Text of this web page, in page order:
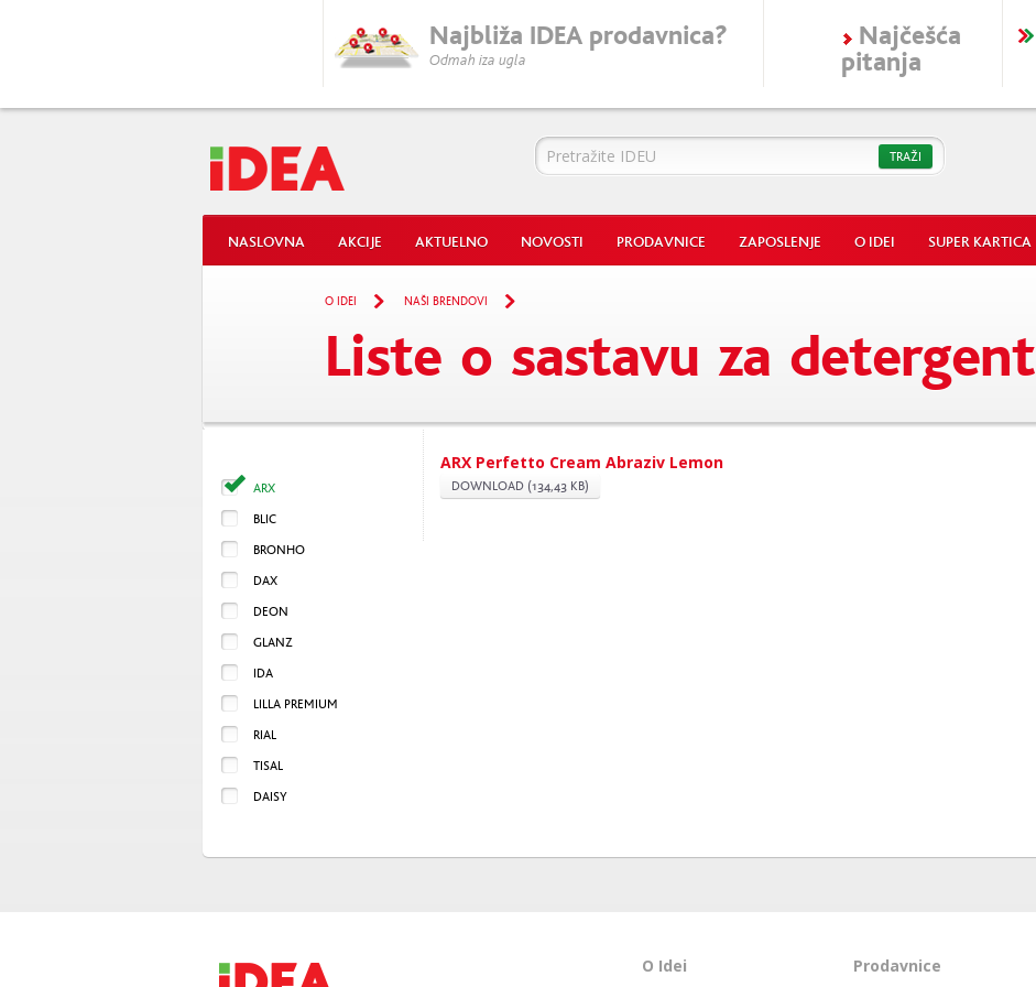
Najbliža IDEAprodavnica?
Odmah iza ugla
Najčešća
pitanja
Idea TRAŽI
NASLOVNA AKCIJE AKTUELNO NOVOSTI PRODAVNICE ZAPOSLENJE O IDEI SUPER KARTICA
O IDEI NAŠI BRENDOVI
Liste o sastavu za
ARX
BLIC
BRONHO
DAX
DEON
GLANZ
IDA
LILLA PREMIUM
RIAL
TISAL
DAISY
ARX Perfetto Cream Abraziv Lemon
DOWNLOAD (134,43 KB)
O Idei Prodavnice